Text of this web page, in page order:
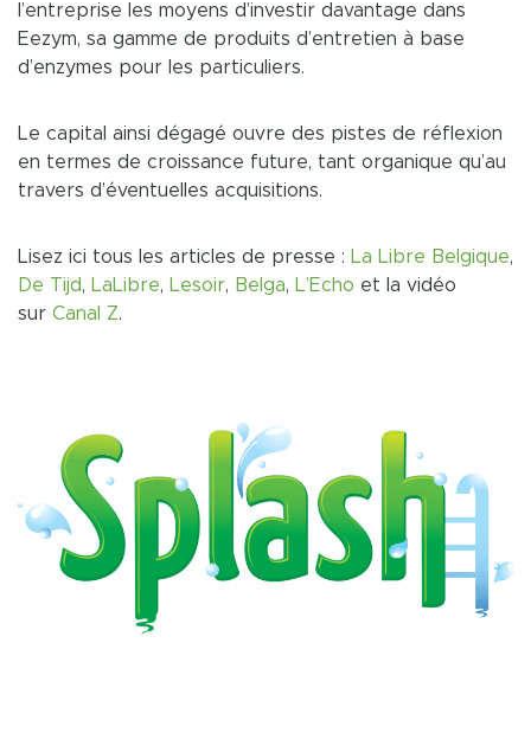
l’entreprise les moyens d’investir davantage dans
Eezym, sa gamme de produits d’entretien à base
d’enzymes pour les particuliers.
Le capital ainsi dégagé ouvre des pistes de réflexion
en termes de croissance future, tant organique qu’au
travers d’éventuelles acquisitions.
Lisez ici tous les articles de presse : La Libre Belgique,
De Tijd, LaLibre, Lesoir, Belga, L’Echo et la vidéo
sur Canal Z.